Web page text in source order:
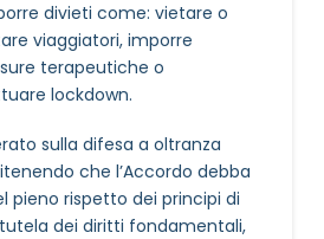
divieti come: vietare o
viaggiatori, imporre
terapeutiche o
lockdown.
sulla difesa a oltranza
che l’Accordo debba
pieno rispetto dei principi di
dei diritti fondamentali,